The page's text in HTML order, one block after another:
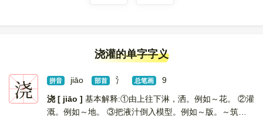
浇灌的单字字义
浇 拼音 jiāo 部首 氵 总笔画
9
浇 [ jiāo ] 基本解释:①由上往下淋，洒。例如～花。 ②灌
溉。例如～地。 ③把液汁倒入模型。例如～版。～筑。